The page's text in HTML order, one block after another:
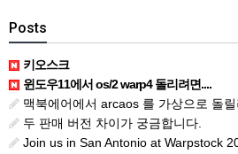
Posts
키오스크
윈도우11에서 os/2 warp4 돌리려면....
맥북에어에서 arcaos 를 가상으로 돌릴려면 어
두 판매 버전 차이가 궁금합니다.
Join us in San Antonio at Warpstock